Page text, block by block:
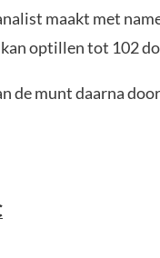
maakt met
optillen tot 102
de munt daarna